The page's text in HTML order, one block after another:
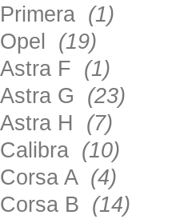
Primera (1)
Opel (19)
Astra F (1)
Astra G (23)
Astra H (7)
Calibra (10)
Corsa A (4)
Corsa B (14)